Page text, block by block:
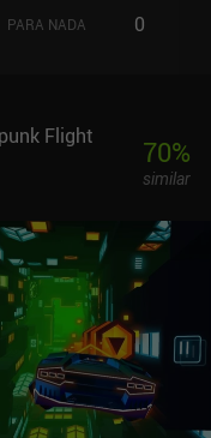
PARA NADA 0
Flight 70%
similar